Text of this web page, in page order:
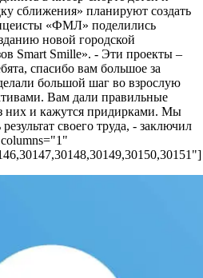
сближения» планируют создать
«ФМЛ» поделились
новой городской
Smart Smille». - Эти проекты –
спасибо вам большое за
большой шаг во взрослую
Вам дали правильные
них и кажутся придирками. Мы
своего труда, - заключил